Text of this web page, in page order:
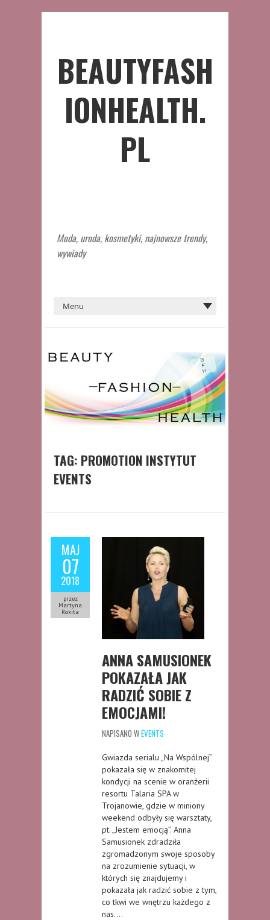
BEAUTYFASH
IONHEALTH.
PL
Moda, uroda, kosmetyki, najnowsze trendy,
wywiady
TAG: PROMOTION INSTYTUT
EVENTS
MAJ
07
2018
przez
Martyna
Rokita
ANNA SAMUSIONEK
POKAZAŁA JAK
RADZIĆ SOBIE Z
EMOCJAMI!
NAPISANO WEVENTS
Gwiazda serialu „Na Wspólnej”
pokazała się w znakomitej
kondycji na scenie w oranżerii
resortu Talaria SPA w
Trojanowie, gdzie w miniony
weekend odbyły się warsztaty,
pt. „Jestem emocją”. Anna
Samusionek zdradziła
zgromadzonym swoje sposoby
na zrozumienie sytuacji, w
których się znajdujemy i
pokazała jak radzić sobie z tym,
co tkwi we wnętrzu każdego z
nas….